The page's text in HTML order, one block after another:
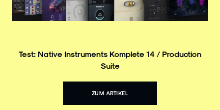
Test: Native Instruments Komplete 14 / Production
Suite
ZUM ARTIKEL